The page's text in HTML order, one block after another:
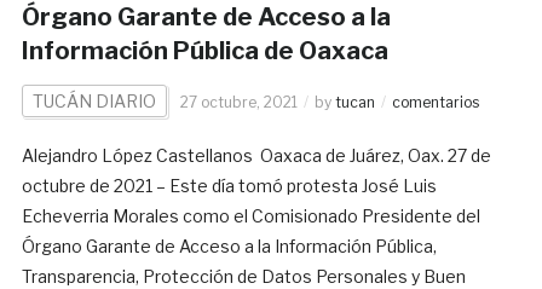
Órgano Garante de Acceso a la
Información Pública de Oaxaca
TUCÁN DIARIO 27 octubre, 2021 by tucan comentarios
Alejandro López Castellanos Oaxaca de Juárez, Oax. 27 de
octubre de 2021 – Este día tomó protesta José Luis
Echeverria Morales como el Comisionado Presidente del
Órgano Garante de Acceso a la Información Pública,
Transparencia, Protección de Datos Personales y Buen